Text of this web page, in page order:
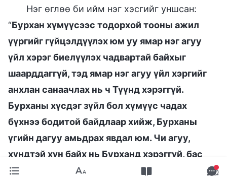
Нэг өглөө би ийм нэг хэсгийг уншсан:
“Бурхан хүмүүсээс тодорхой тооны ажил
үүргийг гүйцэлдүүлэх юм уу ямар нэг агуу
үйл хэрэг биелүүлэх чадвартай байхыг
шаарддаггүй, тэд ямар нэг агуу үйл хэргийг
анхлан санаачлах нь ч Түүнд хэрэггүй.
Бурханы хүсдэг зүйл бол хүмүүс чадах
бүхнээ бодитой байдлаар хийж, Бурханы
үгийн дагуу амьдрах явдал юм. Чи агуу,
хүндтэй хүн байх нь Бурханд хэрэггүй, бас
ямар нэг гайхамшиг үзүүлэх ч хэрэггүй,